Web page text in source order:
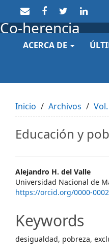
to
page
content
Content
Co-herencia
ACERCA DE
Inicio Archivos
Educación y
Main
Article
Alejandro H. del Valle
Universidad Nacional de
https://orcid.org/0000-
Keywords
desigualdad, pobreza,